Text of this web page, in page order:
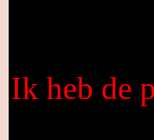
Ik heb de